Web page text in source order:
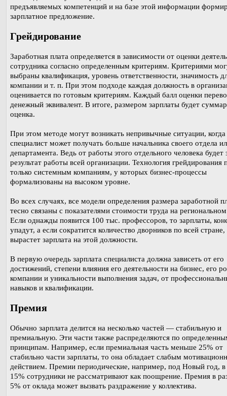
предъявляемых компетенций и на базе этой информации
зарплатное предложение.
Грейдирование
Заработная плата определяется в зависимости от оценки
сотрудника согласно определенным критериям. Критериями
выбраны квалификация, уровень ответственности, значимость
компании и т. п. При этом подходе каждая должность в
оценивается по готовым критериям. Каждый балл оценки
денежный эквивалент. В итоге, размером зарплаты будет
оценка.
При этом методе могут возникать непривычные ситуации, когда
специалист может получать больше начальника своего отдела
департамента. Ведь от работы этого отдельного человека будет
результат работы всей организации. Технология грейдирования
только системным компаниям, у которых бизнес-процессы
формализованы на высоком уровне.
Во всех случаях, все модели определения размера заработной
тесно связаны с показателями стоимости труда на
Если однажды появится 100 тыс. профессоров, то зарплаты,
упадут, а если сократится количество дворников по всей стране,
вырастет зарплата на этой должности.
В первую очередь зарплата специалиста должна зависеть от его
достижений, степени влияния его деятельности на бизнес, его
компании и уникальности выполнения задач, от
навыков и квалификации.
Премия
Обычно зарплата делится на несколько частей — стабильную и
премиальную. Эти части также распределяются по
принципам. Например, если премиальная часть меньше 25% от
стабильно части зарплаты, то она обладает слабым
действием. Премии периодические, например, под Новый год, в
15% сотрудники не рассматривают как поощрение. Премия в
5% от оклада может вызвать раздражение у коллектива.